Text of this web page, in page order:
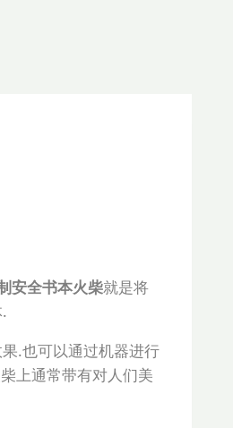
安全书本火柴就是将
.也可以通过机器进行
上通常带有对人们美